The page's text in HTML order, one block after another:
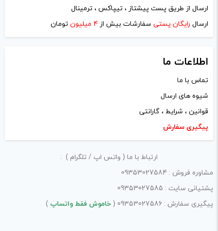
ارسال از طریق پست پیشتاز ، تیپاکس ، ترمینال
ارسال رایگان پستی سفارشات بیش از 4 میلیون تومان
اطلاعات ما
تماس با ما
شیوه های ارسال
قوانین ، شرایط ، گارانتی
پیگیری سفارش
ارتباط با ما ( واتس اپ / تلگرام ) :
مشاوره فروش : 09353027584
پشتیانی سایت : 09353027585
پیگیری سفارش : 09353027586 (
خاموش فقط واتساپ )